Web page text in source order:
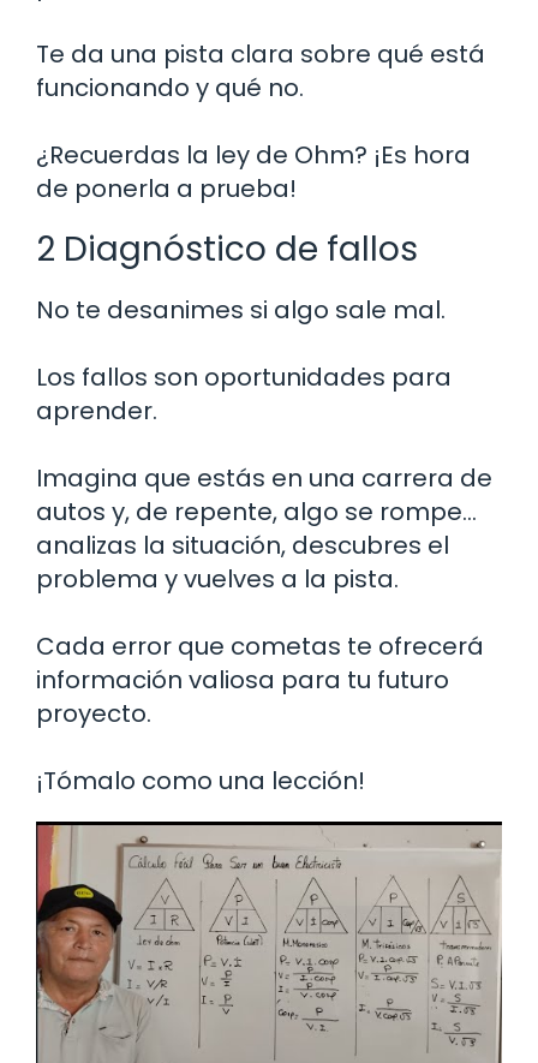
Te da una pista clara sobre qué está
funcionando y qué no.
¿Recuerdas la ley de Ohm? ¡Es hora
de ponerla a prueba!
2 Diagnóstico de fallos
No te desanimes si algo sale mal.
Los fallos son oportunidades para
aprender.
Imagina que estás en una carrera de
autos y, de repente, algo se rompe…
analizas la situación, descubres el
problema y vuelves a la pista.
Cada error que cometas te ofrecerá
información valiosa para tu futuro
proyecto.
¡Tómalo como una lección!